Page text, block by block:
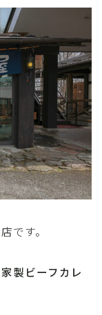
です。
製ビーフカレ